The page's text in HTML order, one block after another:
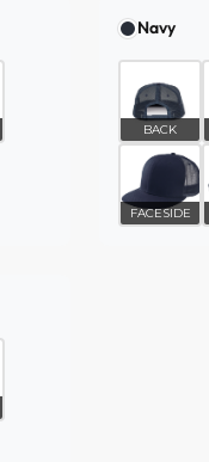
Navy
BACK
FACESIDE